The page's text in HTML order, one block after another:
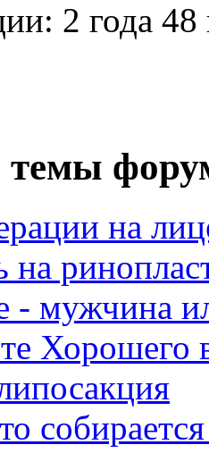
2 года 48
темы
на
на
- мужчина
Хорошего